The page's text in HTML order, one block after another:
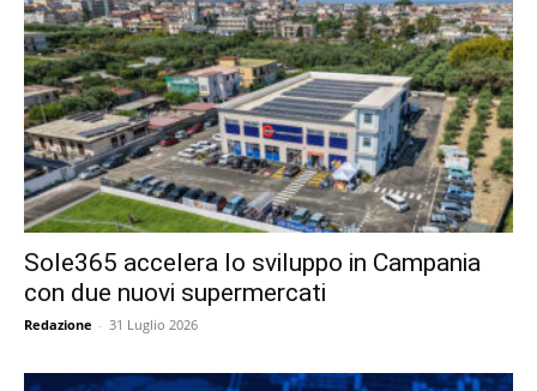
Sole365 accelera lo sviluppo in Campania
con due nuovi supermercati
Redazione - 31 Luglio 2026